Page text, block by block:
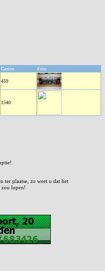
Gezien
Foto
459
1540
ter plaatse, zo weet u dat het
zou lopen!